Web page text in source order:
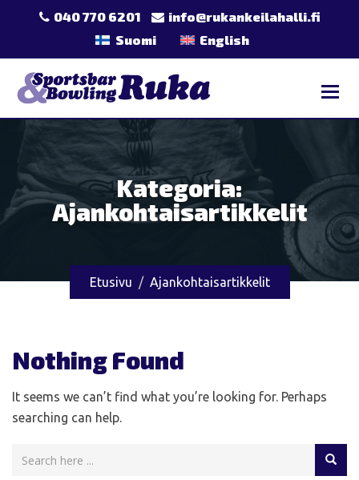
040 770 6201
info@rukankeilahalli.fi
Suomi
English
Kategoria:
Ajankohtaisartikkelit
Etusivu Ajankohtaisartikkelit
Nothing Found
It seems we can’t find what you’re looking for. Perhaps
searching can help.